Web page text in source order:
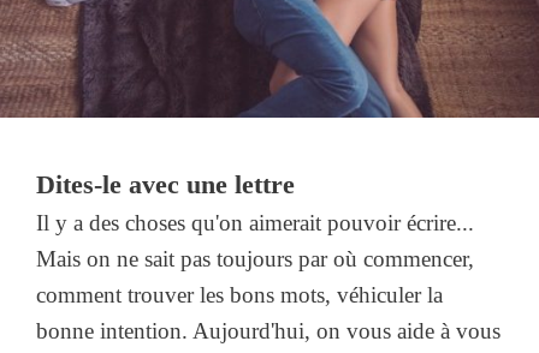
Dites-le avec une lettre
Il y a des choses qu'on aimerait pouvoir écrire...
Mais on ne sait pas toujours par où commencer,
comment trouver les bons mots, véhiculer la
bonne intention. Aujourd'hui, on vous aide à vous